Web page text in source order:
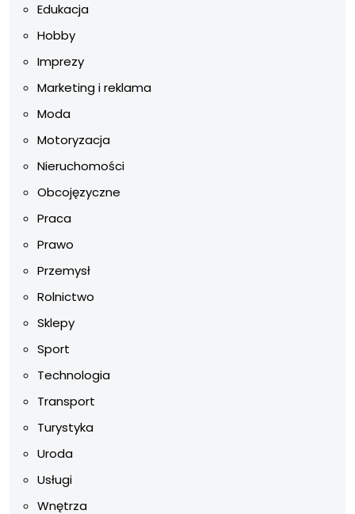
Edukacja
Hobby
Imprezy
Marketing i reklama
Moda
Motoryzacja
Nieruchomości
Obcojęzyczne
Praca
Prawo
Przemysł
Rolnictwo
Sklepy
Sport
Technologia
Transport
Turystyka
Uroda
Usługi
Wnętrza